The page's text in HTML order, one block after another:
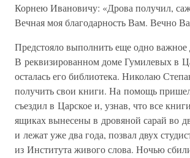
Корнею Ивановичу: «Дрова получил,
Вечная моя благодарность Вам. Вечно
Предстояло выполнить еще одно важное
В реквизированном доме Гумилевых в
осталась его библиотека. Николаю
получить свои книги. На помощь
съездил в Царское и, узнав, что все
ящиках вынесены в дровяной сарай во
и лежат уже два года, позвал двух
из Института живого слова. Ночью